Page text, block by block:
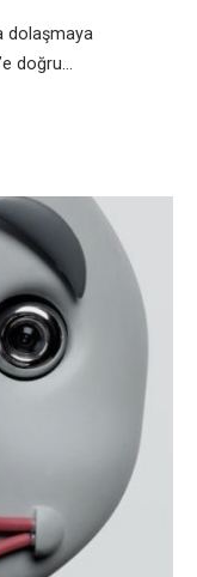
dolaşmaya
doğru...